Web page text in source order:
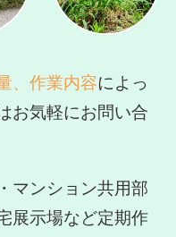
、作業内容によっ
お気軽にお問い合
マンション共用部
展示場など定期作